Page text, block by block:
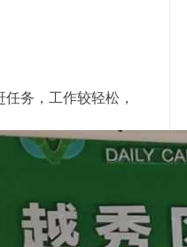
务，工作较轻松，